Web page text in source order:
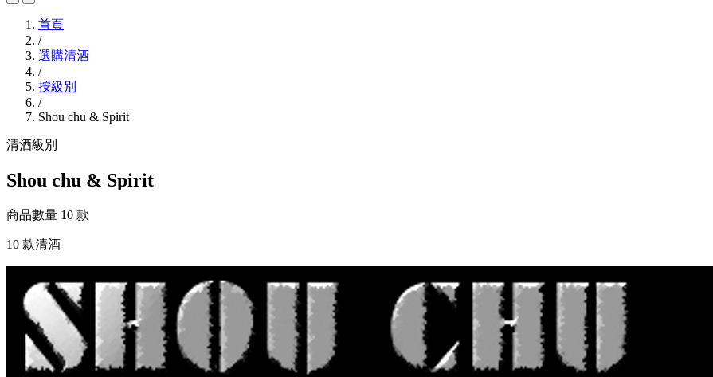
首頁
/
選購清酒
/
按級別
/
Shou chu & Spirit
清酒級別
Shou chu & Spirit
商品數量 10 款
10 款清酒